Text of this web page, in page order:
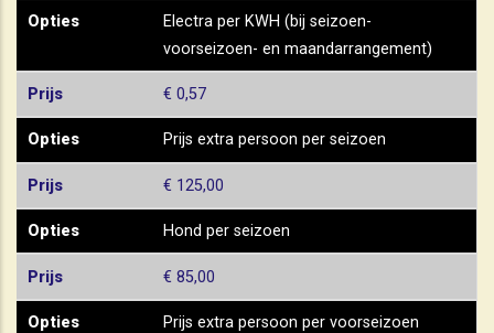
Opties
Prijs
Opties
Electra per KWH (bij seizoen-
voorseizoen- en maandarrangement)
Prijs € 0,57
Opties Prijs extra persoon per seizoen
Prijs € 125,00
Opties Hond per seizoen
Prijs € 85,00
Opties Prijs extra persoon per voorseizoen